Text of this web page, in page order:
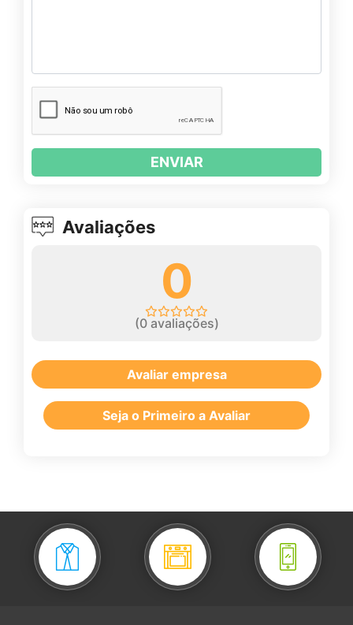
ENVIAR
Avaliações
0
(0avaliações)
Avaliar empresa
Seja o Primeiro a Avaliar